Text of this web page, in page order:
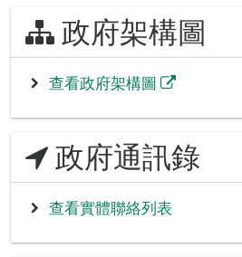
政府架構圖
查看政府架構圖
政府通訊錄
查看實體聯絡列表